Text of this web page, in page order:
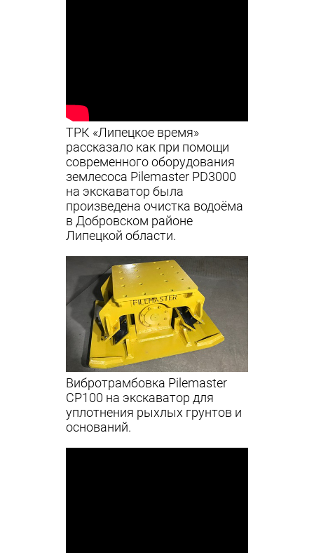
ТРК «Липецкое время»
рассказало как при помощи
современного оборудования
землесоса Pilemaster PD3000
на экскаватор была
произведена очистка водоёма
в Добровском районе
Липецкой области.
Вибротрамбовка Pilemaster
CP100 на экскаватор для
уплотнения рыхлых грунтов и
оснований.